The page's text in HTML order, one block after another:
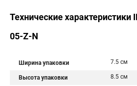
Технические характеристики
05-Z-N
Ширина упаковки 7.5 см
Высота упаковки 8.5 см